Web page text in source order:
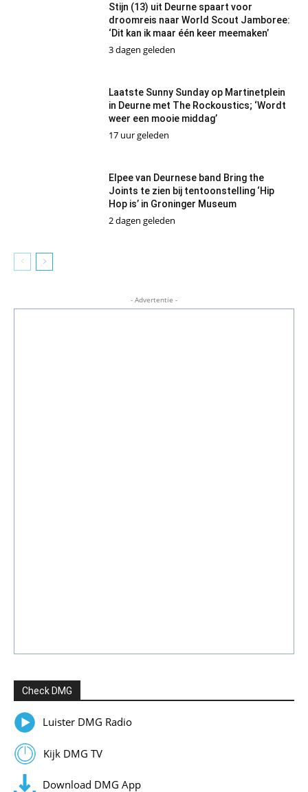
Stijn (13) uit Deurne spaart voor
droomreis naar World Scout Jamboree:
‘Dit kan ik maar één keer meemaken’
3 dagen geleden
Laatste Sunny Sunday op Martinetplein
in Deurne met The Rockoustics; ‘Wordt
weer een mooie middag’
17 uur geleden
Elpee van Deurnese band Bring the
Joints te zien bij tentoonstelling ‘Hip
Hop is’ in Groninger Museum
2 dagen geleden
- Advertentie -
Check DMG
Luister DMG Radio
Kijk DMG TV
Download DMG App